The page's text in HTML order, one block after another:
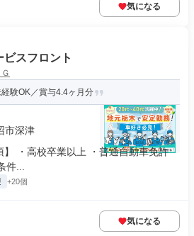
気になる
スフロント
験OK／賞与4.4ヶ月分
市深津
】 ・高校卒業以上 ・普通自動車免許
件...
+20個
気になる